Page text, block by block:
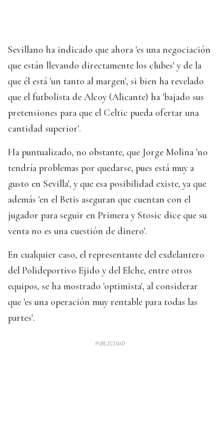
Sevillano ha indicado que ahora 'es una negociación
que están llevando directamente los clubes' y de la
que él está 'un tanto al margen', si bien ha revelado
que el futbolista de Alcoy (Alicante) ha 'bajado sus
pretensiones para que el Celtic pueda ofertar una
cantidad superior'.
Ha puntualizado, no obstante, que Jorge Molina 'no
tendría problemas por quedarse, pues está muy a
gusto en Sevilla', y que esa posibilidad existe, ya que
además 'en el Betis aseguran que cuentan con el
jugador para seguir en Primera y Stosic dice que su
venta no es una cuestión de dinero'.
En cualquier caso, el representante del exdelantero
del Polideportivo Ejido y del Elche, entre otros
equipos, se ha mostrado 'optimista', al considerar
que 'es una operación muy rentable para todas las
partes'.